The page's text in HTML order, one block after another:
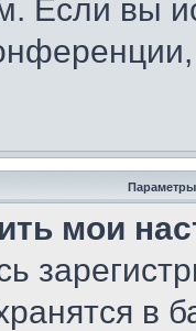
Если вы
Параметры
мои
в